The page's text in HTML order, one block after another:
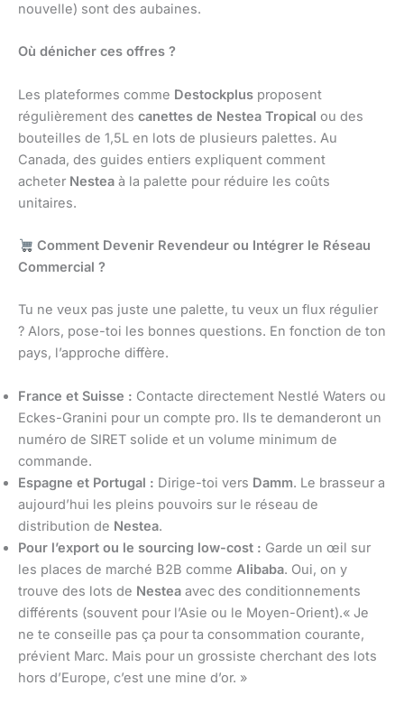
nouvelle) sont des aubaines.
Où dénicher ces offres ?
Les plateformes comme Destockplus proposent
régulièrement des canettes de Nestea Tropical ou des
bouteilles de 1,5L en lots de plusieurs palettes. Au
Canada, des guides entiers expliquent comment
acheter Nestea à la palette pour réduire les coûts
unitaires.
Comment Devenir Revendeur ou Intégrer le Réseau
Commercial ?
Tu ne veux pas juste une palette, tu veux un flux régulier
? Alors, pose-toi les bonnes questions. En fonction de ton
pays, l’approche diffère.
France et Suisse : Contacte directement Nestlé Waters ou
Eckes-Granini pour un compte pro. Ils te demanderont un
numéro de SIRET solide et un volume minimum de
commande.
Espagne et Portugal : Dirige-toi vers Damm. Le brasseur a
aujourd’hui les pleins pouvoirs sur le réseau de
distribution de Nestea.
Pour l’export ou le sourcing low-cost : Garde un œil sur
les places de marché B2B comme Alibaba. Oui, on y
trouve des lots de Nestea avec des conditionnements
différents (souvent pour l’Asie ou le Moyen-Orient).« Je
ne te conseille pas ça pour ta consommation courante,
prévient Marc. Mais pour un grossiste cherchant des lots
hors d’Europe, c’est une mine d’or. »